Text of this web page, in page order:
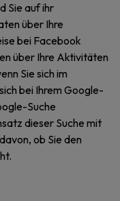
Sie auf ihr
über Ihre
bei Facebook
über Ihre Aktivitäten
Sie sich im
bei Ihrem Google-
Suche
dieser Suche mit
ob Sie den